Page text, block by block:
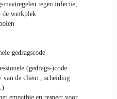
tegen infectie,
de werkplek
gedragscode
(gedrags-)code
van de cliënt , scheiding
empathie en respect voor